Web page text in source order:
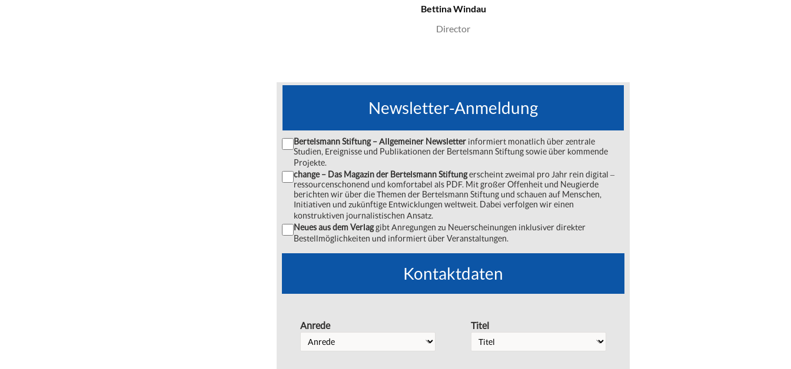
Bettina Windau
Director
Newsletter-Anmeldung
Bertelsmann Stiftung – Allgemeiner Newsletter informiert monatlich über zentrale
Studien, Ereignisse und Publikationen der Bertelsmann Stiftung sowie über kommende
Projekte.
change – Das Magazin der Bertelsmann Stiftungerscheint zweimal pro Jahr rein digital ‒
ressourcenschonend und komfortabel als PDF. Mit großer Offenheit und Neugierde
berichten wir über die Themen der Bertelsmann Stiftung und schauen auf Menschen,
Initiativen und zukünftige Entwicklungen weltweit. Dabei verfolgen wir einen
konstruktiven journalistischen Ansatz.
Neues aus dem Verlaggibt Anregungen zu Neuerscheinungen inklusiver direkter
Bestellmöglichkeiten und informiert über Veranstaltungen.
Kontaktdaten
Anrede Titel